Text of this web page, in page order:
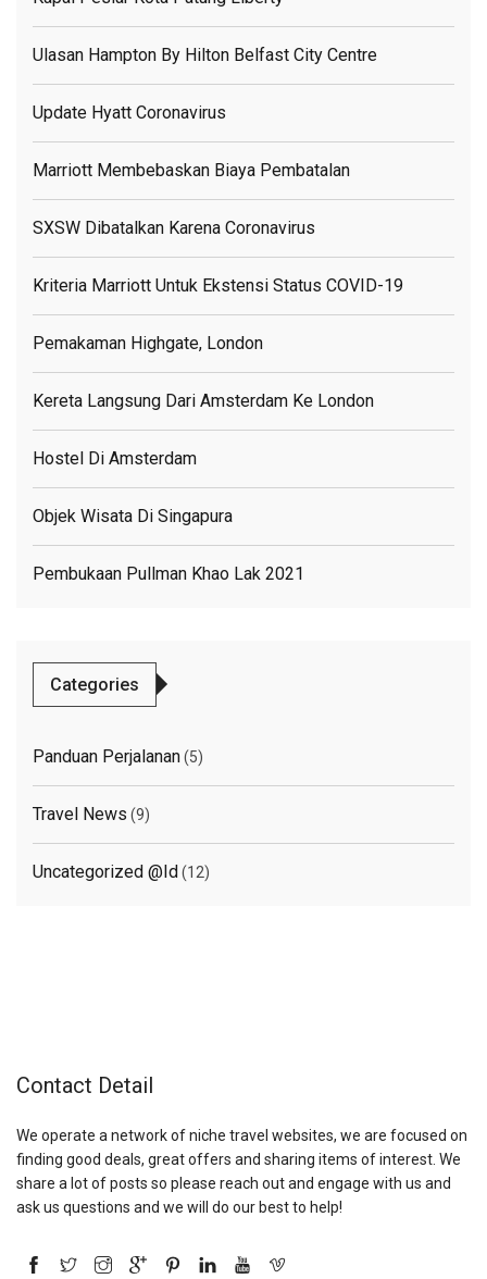
Ulasan Hampton By Hilton Belfast City Centre
Update Hyatt Coronavirus
Marriott Membebaskan Biaya Pembatalan
SXSW Dibatalkan Karena Coronavirus
Kriteria Marriott Untuk Ekstensi Status COVID-19
Pemakaman Highgate, London
Kereta Langsung Dari Amsterdam Ke London
Hostel Di Amsterdam
Objek Wisata Di Singapura
Pembukaan Pullman Khao Lak 2021
Categories
Panduan Perjalanan(5)
Travel News (9)
Uncategorized @id (12)
Contact Detail
We operate a network of niche travel websites, we are focused on
finding good deals, great offers and sharing items of interest. We
share a lot of posts so please reach out and engage with us and
ask us questions and we will do our best to help!